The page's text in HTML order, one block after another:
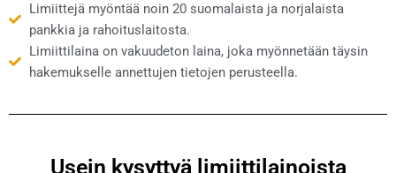
Limiittejä myöntää noin 20 suomalaista ja norjalaista
pankkia ja rahoituslaitosta.
Limiittilaina on vakuudeton laina, joka myönnetään täysin
hakemukselle annettujen tietojen perusteella.
Usein kysyttyä limiittilainoista